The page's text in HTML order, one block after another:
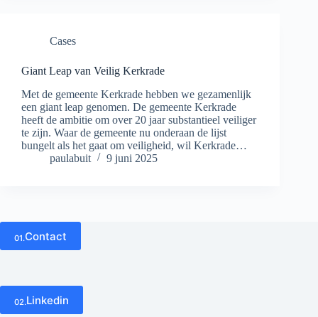
Cases
Giant Leap van Veilig Kerkrade
Met de gemeente Kerkrade hebben we gezamenlijk
een giant leap genomen. De gemeente Kerkrade
heeft de ambitie om over 20 jaar substantieel veiliger
te zijn. Waar de gemeente nu onderaan de lijst
bungelt als het gaat om veiligheid, wil Kerkrade…
paulabuit
9 juni 2025
01.Contact
02.Linkedin